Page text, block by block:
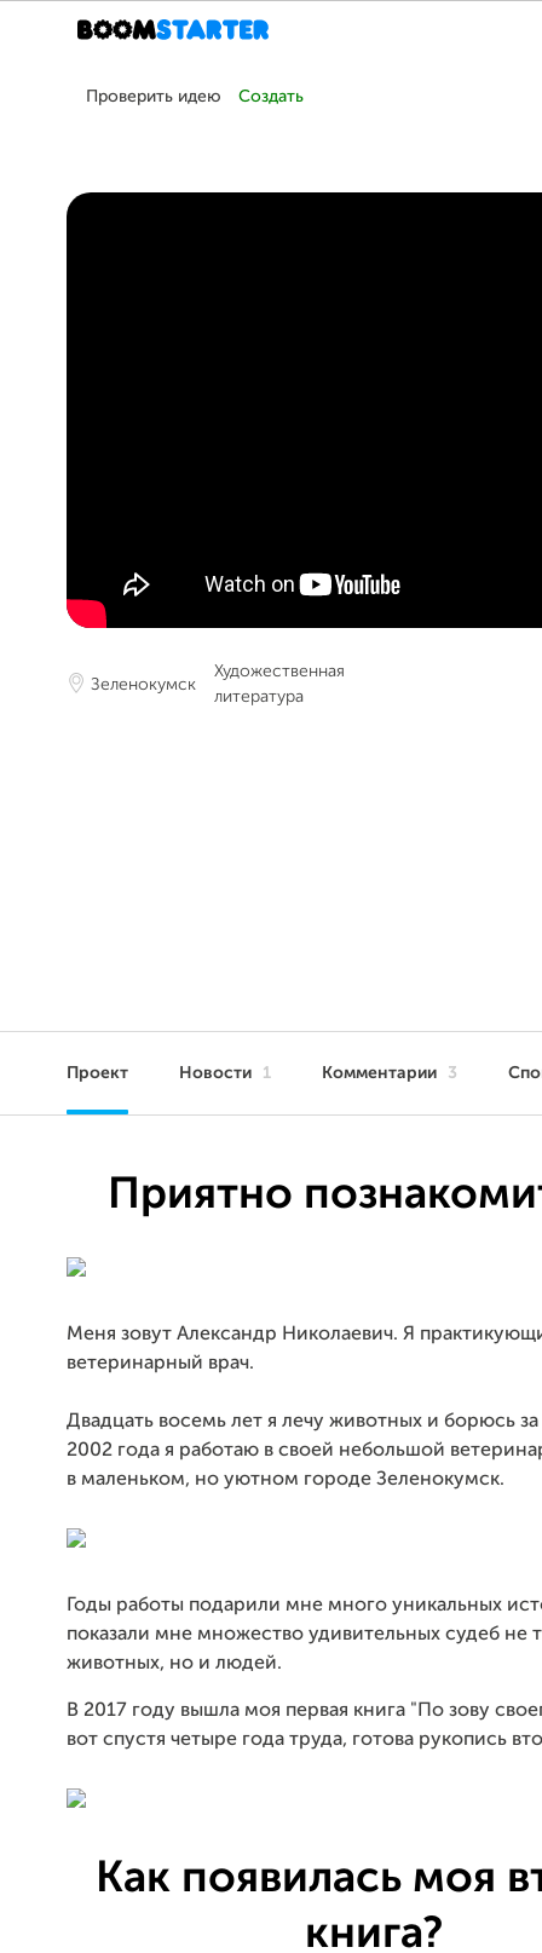
Проверить идею Создать
Зеленокумск
Художественная
литература
Проект Новости 1 Комментарии 3
Приятно
Меня зовут Александр Николаевич. Я
ветеринарный врач.
Двадцать восемь лет я лечу животных и борюсь
2002 года я работаю в своей небольшой
в маленьком, но уютном городе Зеленокумск.
Годы работы подарили мне много уникальных
показали мне множество удивительных судеб не
животных, но и людей.
В 2017 году вышла моя первая книга "По зову
вот спустя четыре года труда, готова рукопись
Как появилась моя
книга?